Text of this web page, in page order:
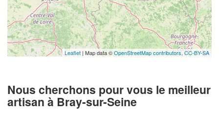
Leaflet | Map data ©OpenStreetMap contributors,CC-BY-SA
Nous cherchons pour vous le meilleur
artisan à Bray-sur-Seine